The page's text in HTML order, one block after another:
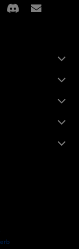
Facebook